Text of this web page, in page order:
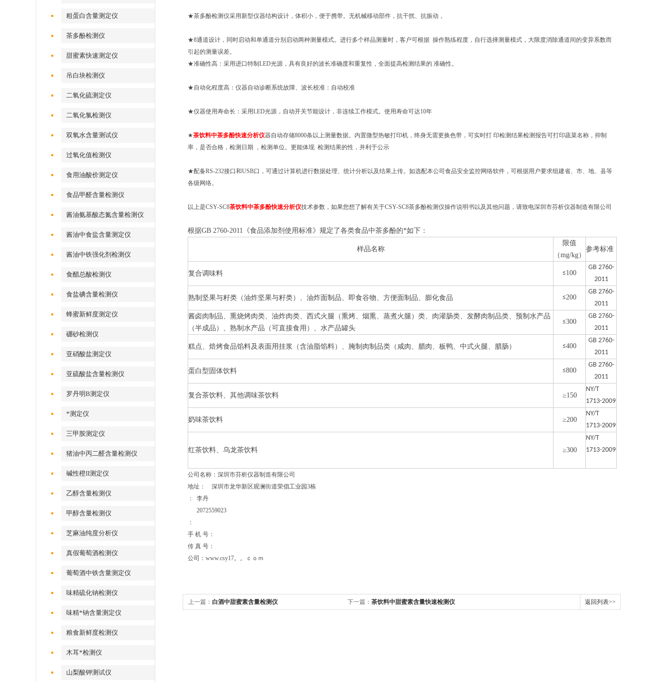
粗蛋白含量测定仪
茶多酚检测仪
甜蜜素快速测定仪
吊白块检测仪
二氧化硫测定仪
二氧化氯检测仪
双氧水含量测试仪
过氧化值检测仪
食用油酸价测定仪
食品甲醛含量检测仪
酱油氨基酸态氮含量检测仪
酱油中食盐含量测定仪
酱油中铁强化剂检测仪
食醋总酸检测仪
食盐碘含量检测仪
蜂蜜新鲜度测定仪
硼砂检测仪
亚硝酸盐测定仪
亚硫酸盐含量检测仪
罗丹明B测定仪
*测定仪
三甲胺测定仪
猪油中丙二醛含量检测仪
碱性橙II测定仪
乙醇含量检测仪
甲醇含量检测仪
芝麻油纯度分析仪
真假葡萄酒检测仪
葡萄酒中铁含量测定仪
味精硫化钠检测仪
味精*钠含量测定仪
粮食新鲜度检测仪
木耳*检测仪
山梨酸钾测试仪
★茶多酚检测仪采用新型仪器结构设计，体积小，便于携带。无机械移动部件，抗干扰、抗振动，
★8通道设计，同时启动和单通道分别启动两种测量模式。进行多个样品测量时，客户可根据 操作熟练程度，自行选择测量模式，大限度消除通道间的变异系数而
引起的测量误差。
★准确性高：采用进口特制LED光源，具有良好的波长准确度和重复性，全面提高检测结果的 准确性。
★自动化程度高：仪器自动诊断系统故障、波长校准：自动校准
★仪器使用寿命长：采用LED光源，自动开关节能设计，非连续工作模式。使用寿命可达10年
★茶饮料中茶多酚快速分析仪器自动存储8000条以上测量数据。内置微型热敏打印机，终身无需更换色带，可实时打 印检测结果检测报告可打印蔬菜名称，抑制
率，是否合格，检测日期 ，检测单位。更能体现 检测结果的性，并利于公示
★配备RS-232接口和USB口，可通过计算机进行数据处理、统计分析以及结果上传。如选配本公司食品安全监控网络软件，可根据用户要求组建省、市、地、县等
各级网络。
以上是CSY-SC8茶饮料中茶多酚快速分析仪技术参数，如果您想了解有关于CSY-SC8茶多酚检测仪操作说明书以及其他问题，请致电深圳市芬析仪器制造有限公司
根据GB 2760-2011《食品添加剂使用标准》规定了各类食品中茶多酚的*如下：
样品名称
限值
（mg/kg）
参考标准
复合调味料 ≤100
GB 2760-
2011
熟制坚果与籽类（油炸坚果与籽类）、油炸面制品、即食谷物、方便面制品、膨化食品 ≤200
GB 2760-
2011
酱卤肉制品、熏烧烤肉类、油炸肉类、西式火腿（熏烤、烟熏、蒸煮火腿）类、肉灌肠类、发酵肉制品类、预制水产品
（半成品）、熟制水产品（可直接食用）、水产品罐头
≤300
GB 2760-
2011
糕点、焙烤食品馅料及表面用挂浆（含油脂馅料）、腌制肉制品类（咸肉、腊肉、板鸭、中式火腿、腊肠） ≤400
GB 2760-
2011
蛋白型固体饮料 ≤800
GB 2760-
2011
复合茶饮料、其他调味茶饮料 ≥150
NY/T
1713-2009
奶味茶饮料 ≥200
NY/T
1713-2009
红茶饮料、乌龙茶饮料 ≥300
NY/T
1713-2009
公司名称：深圳市芬析仪器制造有限公司
地址： 深圳市龙华新区观澜街道荣倡工业园3栋
： 李丹
2072559023
：
手 机 号：
传 真 号：
公司：www.csy17。。ｃｏｍ
上一篇： 白酒中甜蜜素含量检测仪 下一篇： 茶饮料中甜蜜素含量快速检测仪 返回列表>>